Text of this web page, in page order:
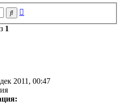
Поиск
1
2011, 00:47